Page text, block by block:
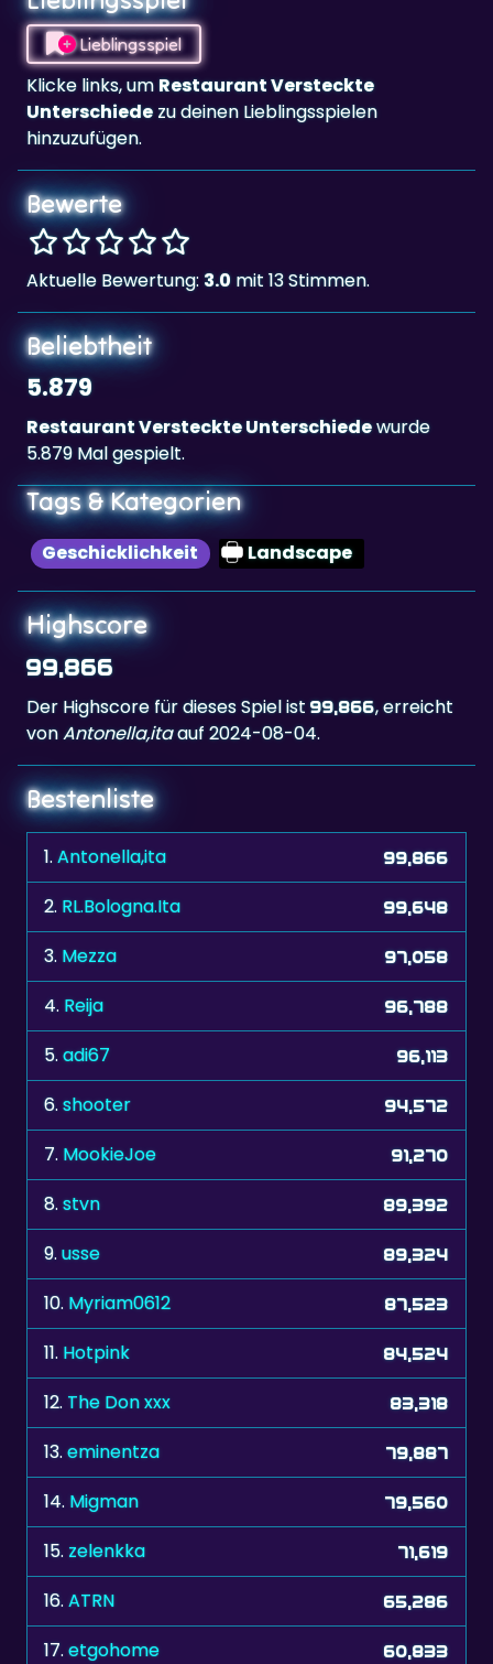
Lieblingsspiel
Klicke links, umRestaurant Versteckte
Unterschiedezu deinen Lieblingsspielen
hinzuzufügen.
Bewerte
Aktuelle Bewertung: 3.0 mit 13 Stimmen.
Beliebtheit
5.879
Restaurant Versteckte Unterschiedewurde
5.879 Mal gespielt.
Tags & Kategorien
Geschicklichkeit Landscape
Highscore
99,866
Der Highscore für dieses Spiel ist99,866, erreicht
vonAntonella,itaauf 2024-08-04.
Bestenliste
1.Antonella,ita 99,866
2. RL.Bologna.Ita 99,648
3. Mezza 97,058
4. Reija 96,788
5.adi67 96,113
6.shooter 94,572
7. MookieJoe 91,270
8.stvn 89,392
9.usse 89,324
10. Myriam0612 87,523
11. Hotpink 84,524
12. The Don xxx 83,318
13.eminentza 79,887
14. Migman 79,560
15.zelenkka 71,619
16.ATRN 65,286
17.etgohome 60,833